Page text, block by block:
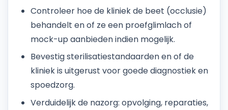
Controleer hoe de kliniek de beet (occlusie)
behandelt en of ze een proefglimlach of
mock-up aanbieden indien mogelijk.
Bevestig sterilisatiestandaarden en of de
kliniek is uitgerust voor goede diagnostiek en
spoedzorg.
Verduidelijk de nazorg: opvolging, reparaties,